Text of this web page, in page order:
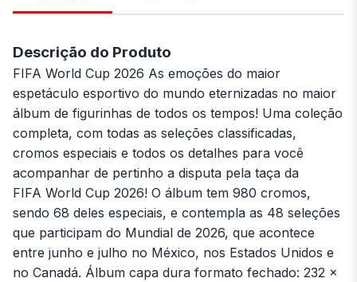
Descrição do Produto
FIFA World Cup 2026 As emoções do maior
espetáculo esportivo do mundo eternizadas no maior
álbum de figurinhas de todos os tempos! Uma coleção
completa, com todas as seleções classificadas,
cromos especiais e todos os detalhes para você
acompanhar de pertinho a disputa pela taça da
FIFA World Cup 2026! O álbum tem 980 cromos,
sendo 68 deles especiais, e contempla as 48 seleções
que participam do Mundial de 2026, que acontece
entre junho e julho no México, nos Estados Unidos e
no Canadá. Álbum capa dura formato fechado: 232 x